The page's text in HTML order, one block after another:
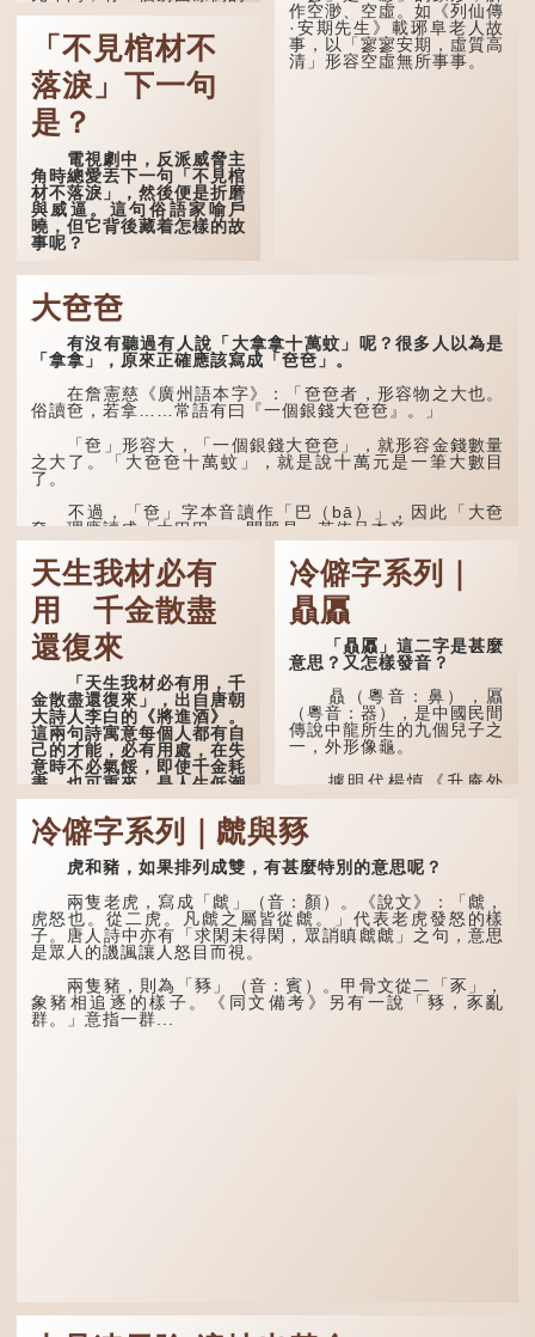
盧姓書生，在上京赴考的途
中經過一間旅店休息，碰巧
遇到一位呂姓道士，兩人暢
談甚歡。
言談間，盧姓書生感慨
自己雖貴為讀書人，但一直
未能考取功名，仍然貧困，
感到十分落泊。於是，道士
拿出一個青瓷枕頭，讓...
「不見棺材不
落淚」下一句
是？
電視劇中，反派威脅主
角時總愛丟下一句「不見棺
材不落淚」，然後便是折磨
與威逼。這句俗語家喻戶
曉，但它背後藏着怎樣的故
事呢？
「不見棺材不落淚」的
原句，有說法是「不見棺材
不下淚」或「不見親棺不下
淚」，出自明朝蘭陵笑笑生
所著的《金瓶梅詞話》第九
十八回。原意是指人未親眼
感到悲傷；後來引申為比喻
人執迷不悟，不到徹底失
許多人對這上半句耳熟
能詳，但它其實還有下半句
作空渺、空虛。如《列仙傳
·安期先生》載琊阜老人故
事，以「寥寥安期，虛質高
清」形容空虛無所事事。
大夿夿
有沒有聽過有人說「大拿拿十萬蚊」呢？很多人以為是
「拿拿」，原來正確應該寫成「夿夿」。
在詹憲慈《廣州語本字》：「夿夿者，形容物之大也。
俗讀夿，若拿……常語有曰『一個銀錢大夿夿』。」
「夿」形容大，「一個銀錢大夿夿」，就形容金錢數量
之大了。「大夿夿十萬蚊」，就是說十萬元是一筆大數目
了。
不過，「夿」字本音讀作「巴（bā）」，因此「大夿
夿」理應讀成「大巴巴」。問題是，若依足本音，...
天生我材必有
用 千金散盡
還復來
「天生我材必有用，千
金散盡還復來」，出自唐朝
大詩人李白的《將進酒》。
這兩句詩寓意每個人都有自
己的才能，必有用處，在失
意時不必氣餒，即使千金耗
盡，也可重來，是人生低潮
時激勵向上的名句。
原詩寫道：「人生得意
須盡歡，莫使金樽空對月。
天生我材必有用，千金散盡
會須一飲三百杯。」意思是
說：上天給了我才能，必然
有用到的地方；即使千金散
去，也終會重新得到。
李白作此詩時，大約是
天寶十一年。當時他已被唐
玄宗賜金放還約八年，這期
冷僻字系列｜
贔屭
「贔屭」這二字是甚麼
意思？又怎樣發音？
贔（粵音：鼻），屭
（粵音：器），是中國民間
傳說中龍所生的九個兒子之
一，外形像龜。
據明代楊慎《升庵外
集》記載，龍生九子的次序
排列為：贔屭、螭吻、蒲
牢、狴犴、饕餮、蚣蝮、睚
眥、狻猊、椒圖（此為其中
一種說法）。
龍九子外形與能力各有
不同，其中，贔屭原形像
龜，因為能負重，多作為碑
座，有「碑下龜...
冷僻字系列｜虤與豩
虎和豬，如果排列成雙，有甚麼特別的意思呢？
兩隻老虎，寫成「虤」（音：顏）。《說文》：「虤，
虎怒也。從二虎。凡虤之屬皆從虤。」代表老虎發怒的樣
子。唐人詩中亦有「求閑未得閑，眾誚瞋虤虤」之句，意思
是眾人的譏諷讓人怒目而視。
兩隻豬，則為「豩」（音：賓）。甲骨文從二「豕」，
象豬相追逐的樣子。《同文備考》另有一說「豩，豕亂
群。」意指一群...